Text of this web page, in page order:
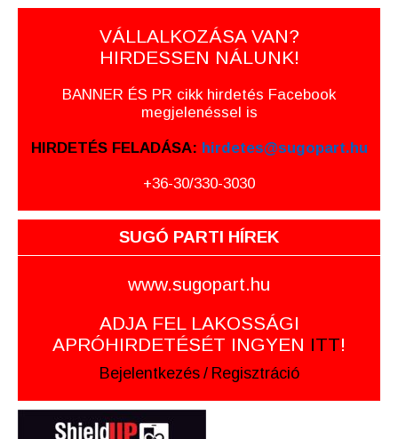
VÁLLALKOZÁSA VAN?
HIRDESSEN NÁLUNK!
BANNER ÉS PR cikk hirdetés Facebook
megjelenéssel is
HIRDETÉS FELADÁSA: hirdetes@sugopart.hu
+36-30/330-3030
SUGÓ PARTI HÍREK
www.sugopart.hu
ADJA FEL LAKOSSÁGI
APRÓHIRDETÉSÉT INGYEN ITT!
Bejelentkezés / Regisztráció